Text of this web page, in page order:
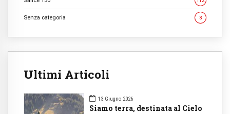
Senza categoria 3
Ultimi Articoli
13 Giugno 2026
Siamo terra, destinata al Cielo